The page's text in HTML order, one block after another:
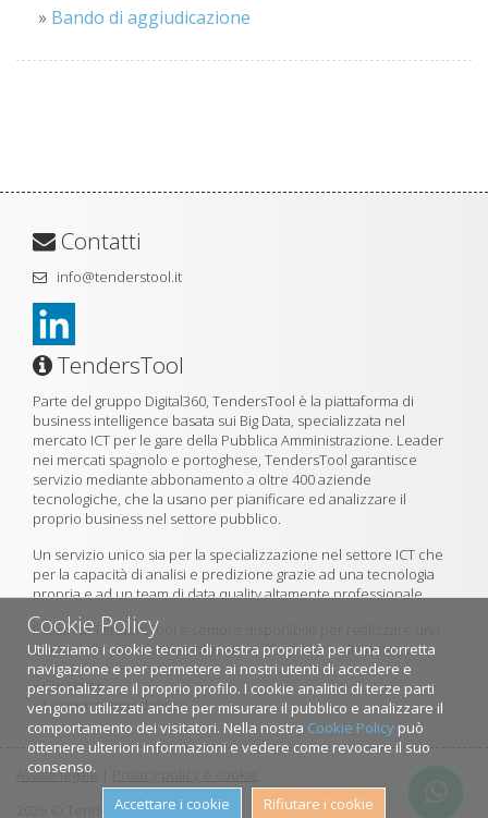
Cookie Policy
Utilizziamo i cookie tecnici di nostra proprietà per una corretta
navigazione e per permetere ai nostri utenti di accedere e
personalizzare il proprio profilo. I cookie analitici di terze parti
vengono utilizzati anche per misurare il pubblico e analizzare il
comportamento dei visitatori. Nella nostra Cookie Policy può
ottenere ulteriori informazioni e vedere come revocare il suo
consenso.
Accettare i cookie
Rifiutare i cookie
» Bando di aggiudicazione
Contatti
info@tenderstool.it
TendersTool
Parte del gruppo Digital360, TendersTool è la piattaforma di
business intelligence basata sui Big Data, specializzata nel
mercato ICT per le gare della Pubblica Amministrazione. Leader
nei mercati spagnolo e portoghese, TendersTool garantisce
servizio mediante abbonamento a oltre 400 aziende
tecnologiche, che la usano per pianificare ed analizzare il
proprio business nel settore pubblico.
Un servizio unico sia per la specializzazione nel settore ICT che
per la capacità di analisi e predizione grazie ad una tecnologia
propria e ad un team di data quality altamente professionale.
Il team di TendersTool è sempre disponibile per realizzare una
demo della piattaforma utilizzando il formulario di contatto.
»Chi siamo
»La nostra metodologia
Avviso legale
2026 © TendersTool.
Contattaci